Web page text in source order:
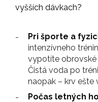
vyšších dávkach?
Pri športe a
intenzívneho
vypotíte obrovské
Čistá voda po
naopak – krv ešte
Počas letných